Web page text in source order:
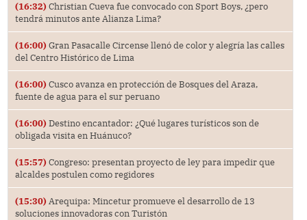
(16:32) Christian Cueva fue convocado con Sport Boys, ¿pero
tendrá minutos ante Alianza Lima?
(16:00) Gran Pasacalle Circense llenó de color y alegría las calles
del Centro Histórico de Lima
(16:00) Cusco avanza en protección de Bosques del Araza,
fuente de agua para el sur peruano
(16:00) Destino encantador: ¿Qué lugares turísticos son de
obligada visita en Huánuco?
(15:57) Congreso: presentan proyecto de ley para impedir que
alcaldes postulen como regidores
(15:30) Arequipa: Mincetur promueve el desarrollo de 13
soluciones innovadoras con Turistón